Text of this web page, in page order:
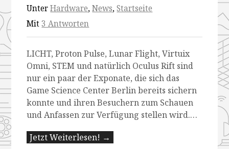
UnterHardware,News,Startseite
Mit3 Antworten
LICHT, Proton Pulse, Lunar Flight, Virtuix
Omni, STEM und natürlich Oculus Rift sind
nur ein paar der Exponate, die sich das
Game Science Center Berlin bereits sichern
konnte und ihren Besuchern zum Schauen
und Anfassen zur Verfügung stellen wird.…
Jetzt Weiterlesen! →